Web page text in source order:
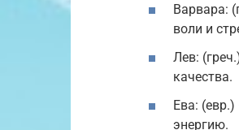
Варвара:
воли и
Лев:
качества.
Ева:
энергию.